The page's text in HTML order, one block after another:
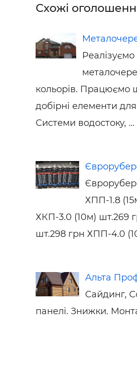
Схожі
кольорів. Працюємо
добірні елементи
Системи водостоку, ...
ХПП-1.8
ХКП-3.0 (10м) шт.269
шт.298 грн ХПП-4.0
Альта
Сайдинг,
панелі. Знижки.